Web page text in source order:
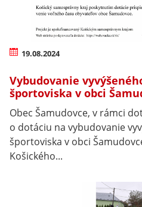
19.08.2024
Vybudovanie
športoviska v obci
Obec Šamudovce, v rámci
o dotáciu na vybudovanie
športoviska v obci
Košického...